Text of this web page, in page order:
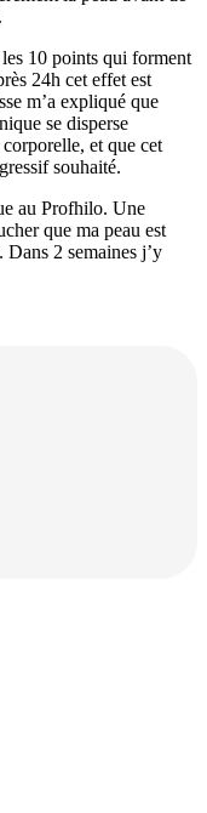
10 points qui forment
24h cet effet est
m’a expliqué que
se disperse
et que cet
souhaité.
au Profhilo. Une
que ma peau est
Dans 2 semaines j’y